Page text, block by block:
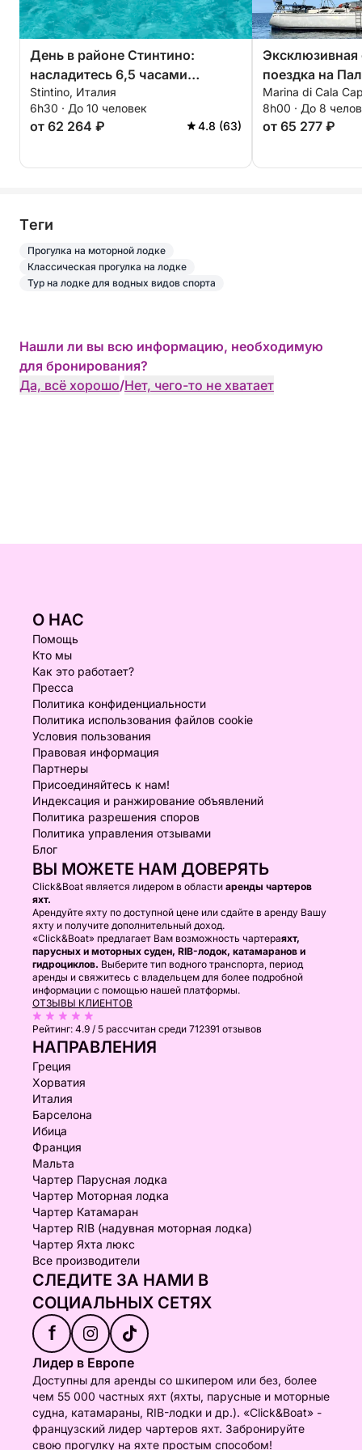
День в районе Стинтино:
насладитесь 6,5 часами
исследования на борту 14-
метрового моторного катера.
Stintino, Италия
6h30 · До 10 человек
от 62 264 ₽ 4.8 (63)
Эксклюзивная
поездка на
Маддалена.
Marina di Cala
8h00 · До 8
от 65 277 ₽
Tеги
Прогулка на моторной лодке
Классическая прогулка на лодке
Тур на лодке для водных видов спорта
Нашли ли вы всю информацию, необходимую
для бронирования?
Да, всё хорошо/Нет, чего-то не хватает
О НАС
Помощь
Кто мы
Как это работает?
Пресса
Политика конфиденциальности
Политика использования файлов cookie
Условия пользования
Правовая информация
Партнеры
Присоединяйтесь к нам!
Индексация и ранжирование объявлений
Политика разрешения споров
Политика управления отзывами
Блог
ВЫ МОЖЕТЕ НАМ ДОВЕРЯТЬ
Click&Boat является лидером в области аренды чартеров
яхт.
Арендуйте яхту по доступной цене или сдайте в аренду Вашу
яхту и получите дополнительный доход.
«Click&Boat» предлагает Вам возможность чартераяхт,
парусных и моторных суден, RIB-лодок, катамаранов и
гидроциклов. Выберите тип водного транспорта, период
аренды и свяжитесь с владельцем для более подробной
информации с помощью нашей платформы.
ОТЗЫВЫ КЛИЕНТОВ
Рейтинг: 4.9 / 5 рассчитан среди 712391 отзывов
НАПРАВЛЕНИЯ
Греция
Хорватия
Италия
Барселона
Ибица
Франция
Мальта
Чартер Парусная лодка
Чартер Моторная лодка
Чартер Катамаран
Чартер RIB (надувная моторная лодка)
Чартер Яхта люкс
Все производители
СЛЕДИТЕ ЗА НАМИ В
СОЦИАЛЬНЫХ СЕТЯХ
f
Лидер в Европе
Доступны для аренды со шкипером или без, более
чем 55 000 частных яхт (яхты, парусные и моторные
судна, катамараны, RIB-лодки и др.). «Click&Boat» -
французский лидер чартеров яхт. Забронируйте
свою прогулку на яхте простым способом!